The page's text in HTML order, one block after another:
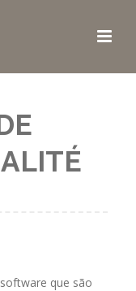
que são